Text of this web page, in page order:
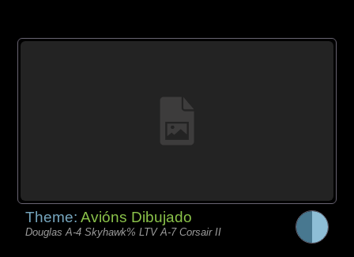
Theme:Avións Dibujado
Douglas A-4 Skyhawk% LTV A-7 Corsair II